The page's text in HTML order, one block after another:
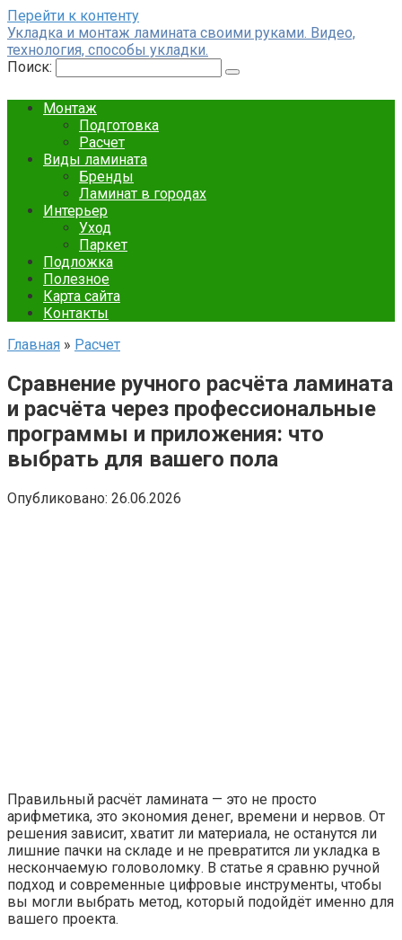
Перейти к контенту
Укладка и монтаж ламината своими руками. Видео,
технология, способы укладки.
Поиск:
Монтаж
Подготовка
Расчет
Виды ламината
Бренды
Ламинат в городах
Интерьер
Уход
Паркет
Подложка
Полезное
Карта сайта
Контакты
Главная » Расчет
Сравнение ручного расчёта ламината
и расчёта через профессиональные
программы и приложения: что
выбрать для вашего пола
Опубликовано: 26.06.2026
Правильный расчёт ламината — это не просто
арифметика, это экономия денег, времени и нервов. От
решения зависит, хватит ли материала, не останутся ли
лишние пачки на складе и не превратится ли укладка в
нескончаемую головоломку. В статье я сравню ручной
подход и современные цифровые инструменты, чтобы
вы могли выбрать метод, который подойдёт именно для
вашего проекта.